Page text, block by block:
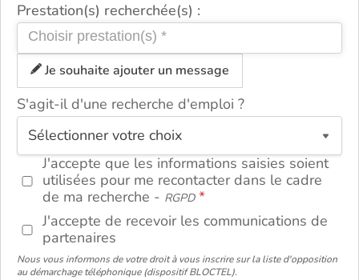
Prestation(s) recherchée(s) :
Je souhaite ajouter un message
S'agit-il d'une recherche d'emploi ?
J'accepte que les informations saisies soient
utilisées pour me recontacter dans le cadre
de ma recherche - RGPD
J'accepte de recevoir les communications de
partenaires
Nous vous informons de votre droit à vous inscrire sur la liste d'opposition
au démarchage téléphonique (dispositif BLOCTEL).
ou